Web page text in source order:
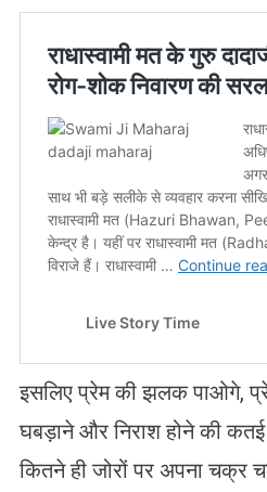
इसलिए प्रेम की झलक पाओगे,
घबड़ाने और निराश होने की
कितने ही जोरों पर अपना चक्र